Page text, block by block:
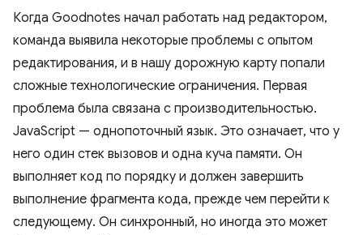
Когда Goodnotes начал работать над редактором,
команда выявила некоторые проблемы с опытом
редактирования, и в нашу дорожную карту попали
сложные технологические ограничения. Первая
проблема была связана с производительностью.
JavaScript — однопоточный язык. Это означает, что у
него один стек вызовов и одна куча памяти. Он
выполняет код по порядку и должен завершить
выполнение фрагмента кода, прежде чем перейти к
следующему. Он синхронный, но иногда это может